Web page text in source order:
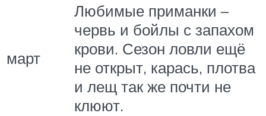
март
Любимые приманки –
червь и бойлы с запахом
крови. Сезон ловли ещё
не открыт, карась, плотва
и лещ так же почти не
клюют.